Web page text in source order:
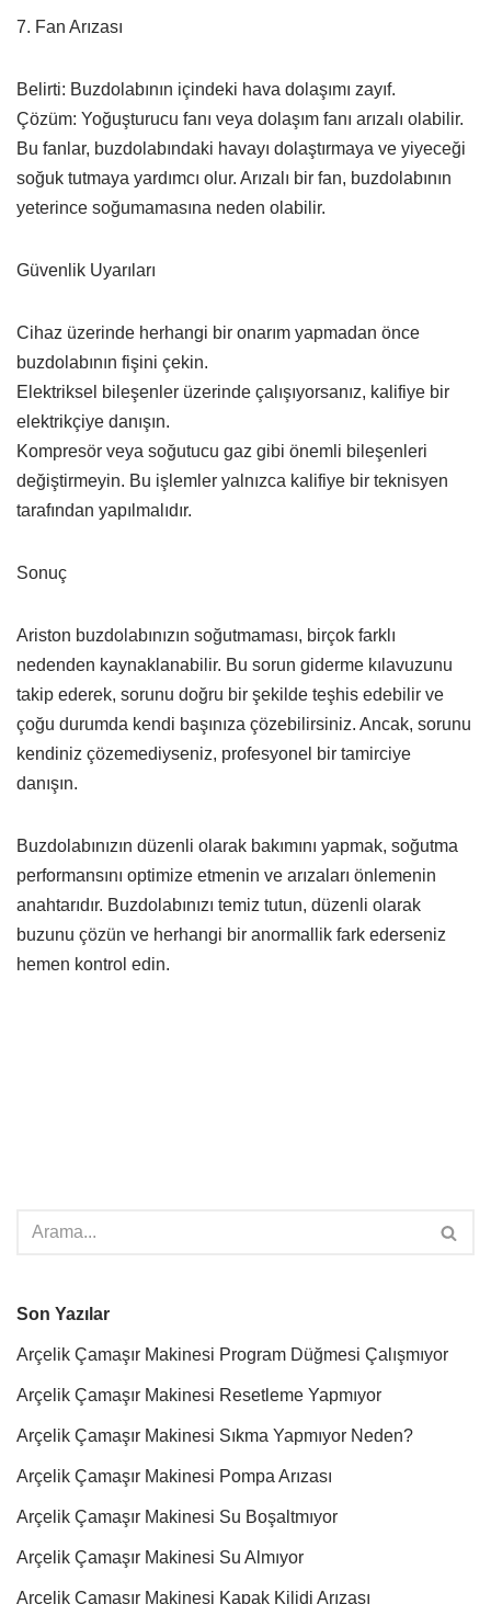
7. Fan Arızası
Belirti: Buzdolabının içindeki hava dolaşımı zayıf.
Çözüm: Yoğuşturucu fanı veya dolaşım fanı arızalı olabilir.
Bu fanlar, buzdolabındaki havayı dolaştırmaya ve yiyeceği
soğuk tutmaya yardımcı olur. Arızalı bir fan, buzdolabının
yeterince soğumamasına neden olabilir.
Güvenlik Uyarıları
Cihaz üzerinde herhangi bir onarım yapmadan önce
buzdolabının fişini çekin.
Elektriksel bileşenler üzerinde çalışıyorsanız, kalifiye bir
elektrikçiye danışın.
Kompresör veya soğutucu gaz gibi önemli bileşenleri
değiştirmeyin. Bu işlemler yalnızca kalifiye bir teknisyen
tarafından yapılmalıdır.
Sonuç
Ariston buzdolabınızın soğutmaması, birçok farklı
nedenden kaynaklanabilir. Bu sorun giderme kılavuzunu
takip ederek, sorunu doğru bir şekilde teşhis edebilir ve
çoğu durumda kendi başınıza çözebilirsiniz. Ancak, sorunu
kendiniz çözemediyseniz, profesyonel bir tamirciye
danışın.
Buzdolabınızın düzenli olarak bakımını yapmak, soğutma
performansını optimize etmenin ve arızaları önlemenin
anahtarıdır. Buzdolabınızı temiz tutun, düzenli olarak
buzunu çözün ve herhangi bir anormallik fark ederseniz
hemen kontrol edin.
Son Yazılar
Arçelik Çamaşır Makinesi Program Düğmesi Çalışmıyor
Arçelik Çamaşır Makinesi Resetleme Yapmıyor
Arçelik Çamaşır Makinesi Sıkma Yapmıyor Neden?
Arçelik Çamaşır Makinesi Pompa Arızası
Arçelik Çamaşır Makinesi Su Boşaltmıyor
Arçelik Çamaşır Makinesi Su Almıyor
Arçelik Çamaşır Makinesi Kapak Kilidi Arızası